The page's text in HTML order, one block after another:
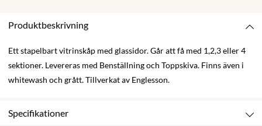
Produktbeskrivning
Ett stapelbart vitrinskåp med glassidor. Går att få med 1,2,3 eller 4
sektioner. Levereras med Benställning och Toppskiva. Finns även i
whitewash och grått. Tillverkat av Englesson.
Specifikationer